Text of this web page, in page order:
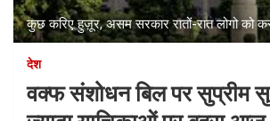
कुछ करिए हुज़ूर, असम सरकार रातों-रात लोगो को कर
देश
वक्फ संशोधन बिल पर सुप्रीम